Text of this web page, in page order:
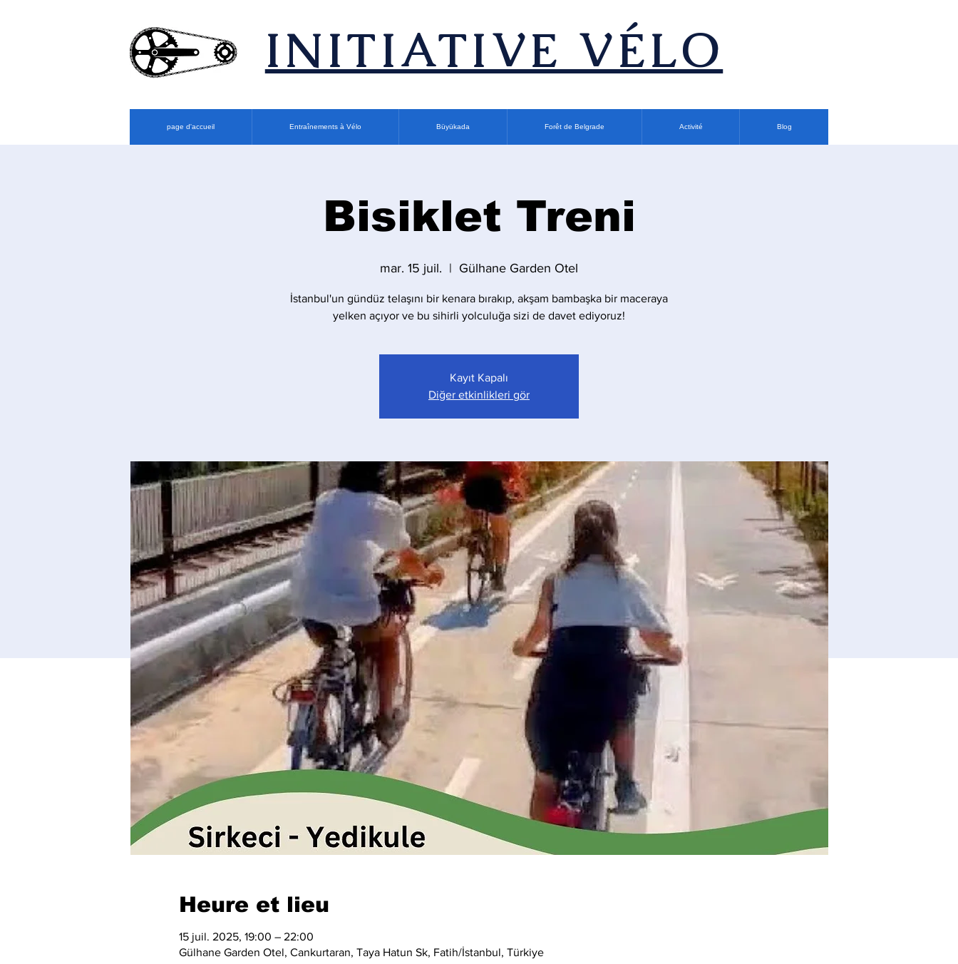
​INITIATIVE VÉLO
page d'accueil Entraînements à Vélo Büyükada Forêt de Belgrade Activité Blog
Bisiklet Treni
mar. 15 juil.
  |
Gülhane Garden Otel
İstanbul'un gündüz telaşını bir kenara bırakıp, akşam bambaşka bir maceraya
yelken açıyor ve bu sihirli yolculuğa sizi de davet ediyoruz!
Kayıt Kapalı
Diğer etkinlikleri gör
Heure et lieu
15 juil. 2025, 19:00 – 22:00
Gülhane Garden Otel, Cankurtaran, Taya Hatun Sk, Fatih/İstanbul, Türkiye